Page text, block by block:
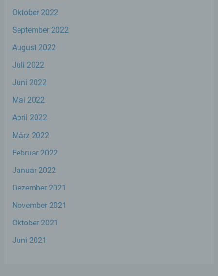
Oktober 2022
September 2022
August 2022
Juli 2022
Juni 2022
Mai 2022
April 2022
März 2022
Februar 2022
Januar 2022
Dezember 2021
November 2021
Oktober 2021
Juni 2021
handelt oder nicht. Behörden, die im
Untersuchungsauftrags nach dem
Mitgliedstaaten möglicherweise
Dritter ist eine natürliche oder juristische
Person, Behörde, Einrichtung oder andere
Stelle außer der betroffenen Person, dem
Verantwortlichen, dem Auftragsverarbeiter
unmittelbaren Verantwortung des
Auftragsverarbeiters befugt sind, die
k) Einwilligung